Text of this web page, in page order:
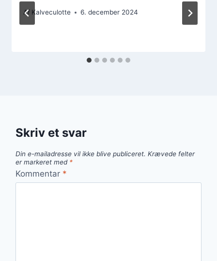
Af Kalveculotte 6. december 2024
Skriv et svar
Din e-mailadresse vil ikke blive publiceret. Krævede felter
er markeret med *
Kommentar *